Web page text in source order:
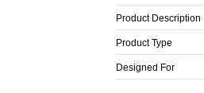
Product Description
Product Type
Designed For